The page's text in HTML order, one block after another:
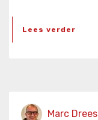
Lees verder
Marc Drees